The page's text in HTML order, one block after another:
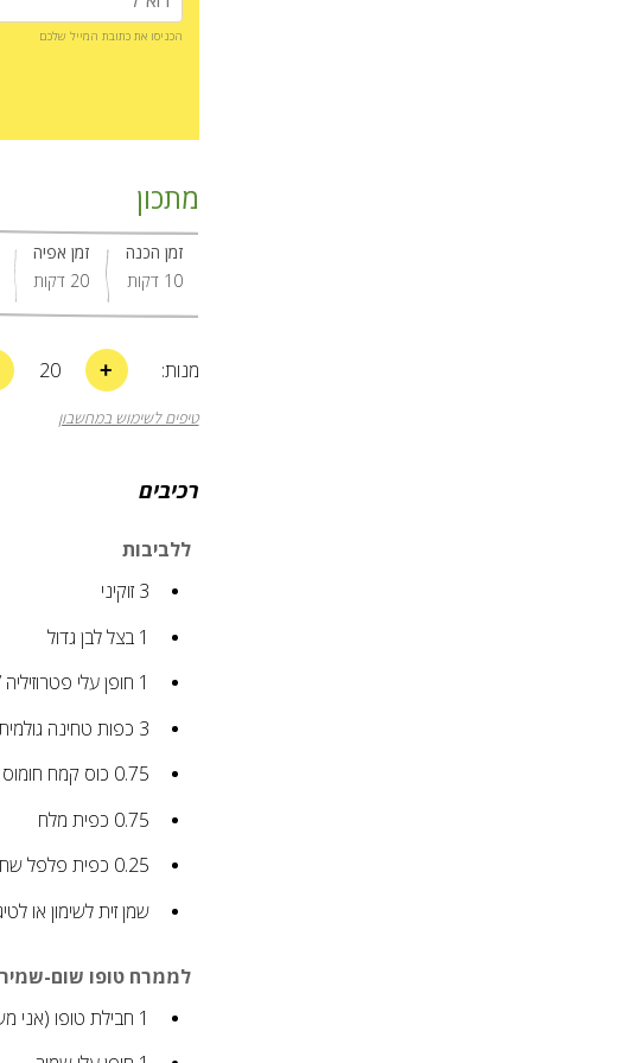
הכניסו את כתובת המייל שלכם
מתכון
זמן הכנה
10 דקות
זמן אפיה
20 דקות
מנות: +
20
טיפים לשימוש במחשבון
רכיבים
ללביבות
3 זוקיני
1 בצל לבן גדול
1 חופן עלי
3 כפות טחינה גולמית
0.75 כוסקמח חומוס
0.75 כפית מלח
0.25 כפית פלפל
שמן זית לשימון או
לממרח טופו שום-שמיר
1 חבילת טופו (אני